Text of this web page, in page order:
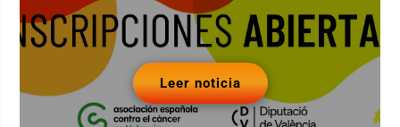
Leer noticia